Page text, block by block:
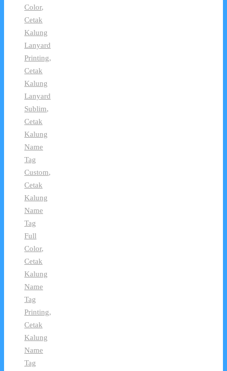
Color,
Cetak
Kalung
Lanyard
Printing,
Cetak
Kalung
Lanyard
Sublim,
Cetak
Kalung
Name
Tag
Custom,
Cetak
Kalung
Name
Tag
Full
Color,
Cetak
Kalung
Name
Tag
Printing,
Cetak
Kalung
Name
Tag